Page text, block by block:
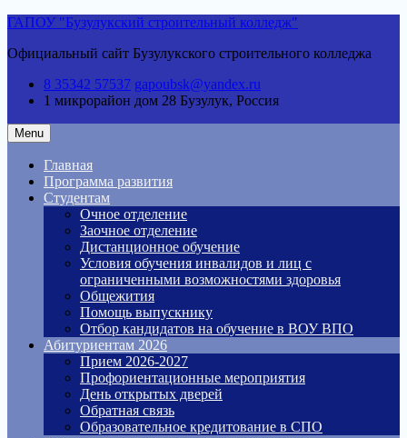
Skip
content
ГАПОУ "Бузулукский строительный колледж"
Официальный сайт Бузулукского строительного колледжа
8 35342 57537 gapoubsk@yandex.ru
1 микрорайон дом 28 Бузулук, Россия
Menu
Главная
Программа развития
Студентам
Очное отделение
Заочное отделение
Дистанционное обучение
Условия обучения инвалидов и лиц с
ограниченными возможностями здоровья
Общежития
Помощь выпускнику
Отбор кандидатов на обучение в ВОУ ВПО
Абитуриентам 2026
Прием 2026-2027
Профориентационные мероприятия
День открытых дверей
Обратная связь
Образовательное кредитование в СПО